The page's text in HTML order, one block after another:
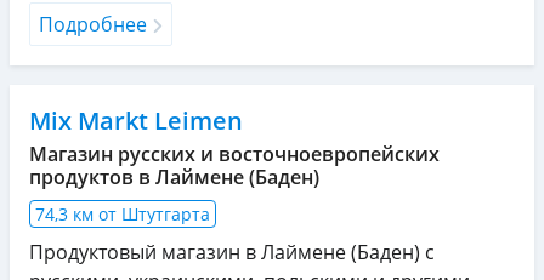
Подробнее
Mix Markt Leimen
Магазин русских и восточноевропейских
продуктов в Лаймене (Баден)
74,3 км от Штутгарта
Продуктовый магазин в Лаймене (Баден) с